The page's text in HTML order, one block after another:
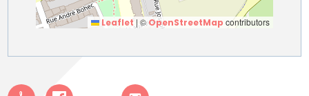
Leaflet | ©OpenStreetMap contributors